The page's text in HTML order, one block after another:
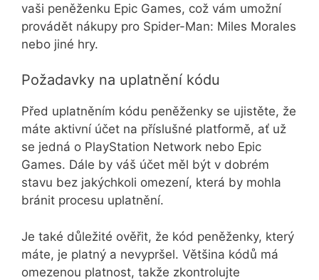
vaši peněženku Epic Games, což vám umožní
provádět nákupy pro Spider-Man: Miles Morales
nebo jiné hry.
Požadavky na uplatnění kódu
Před uplatněním kódu peněženky se ujistěte, že
máte aktivní účet na příslušné platformě, ať už
se jedná o PlayStation Network nebo Epic
Games. Dále by váš účet měl být v dobrém
stavu bez jakýchkoli omezení, která by mohla
bránit procesu uplatnění.
Je také důležité ověřit, že kód peněženky, který
máte, je platný a nevypršel. Většina kódů má
omezenou platnost, takže zkontrolujte